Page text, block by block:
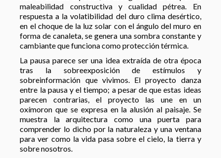
maleabilidad constructiva y cualidad pétrea. En
respuesta a la volatibilidad del duro clima desértico,
en el choque de la luz solar con el ángulo del muro en
forma de canaleta, se genera una sombra constante y
cambiante que funciona como protección térmica.
La pausa parece ser una idea extraída de otra época
tras la sobreexposición de estímulos y
sobreinformación que vivimos. El proyecto danza
entre la pausa y el tiempo; a pesar de que estas ideas
parecen contrarias, el proyecto las une en un
oxímoron que se expresa en la alusión al paisaje. Se
muestra la arquitectura como una puerta para
comprender lo dicho por la naturaleza y una ventana
para ver como la vida pasa sobre el cielo, la tierra y
sobre nosotros.